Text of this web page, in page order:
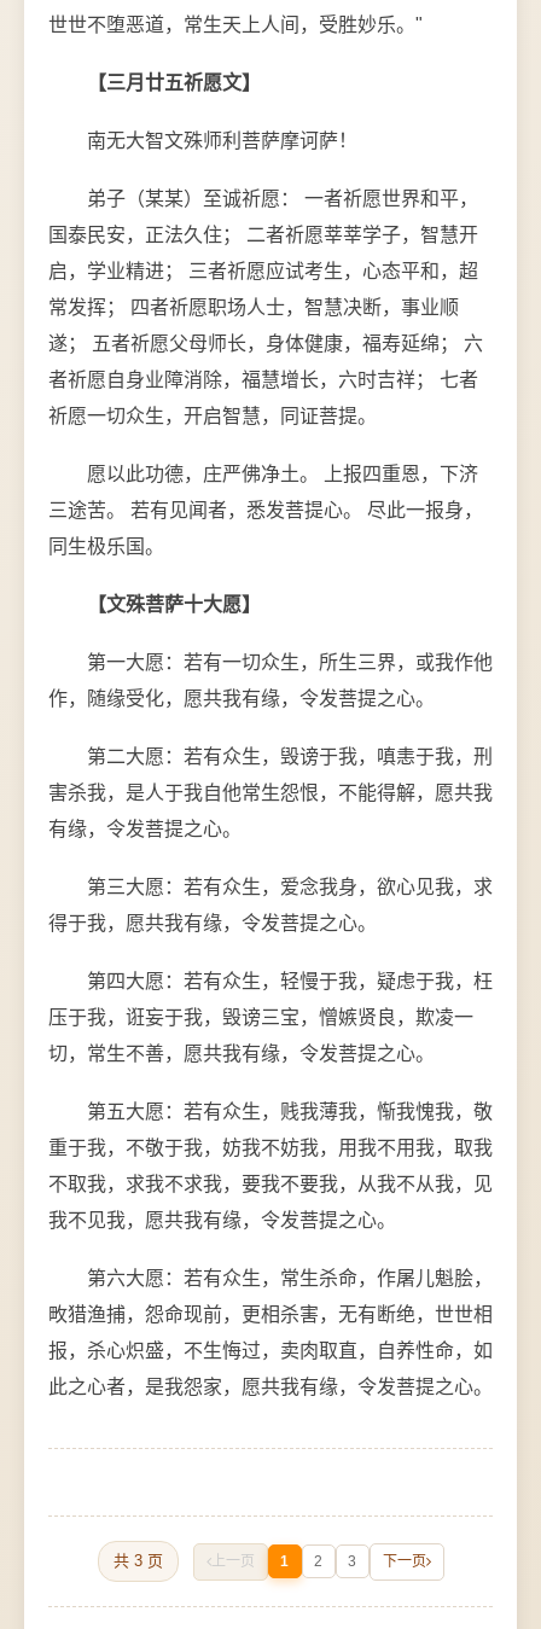
世世不堕恶道，常生天上人间，受胜妙乐。"
【三月廿五祈愿文】
南无大智文殊师利菩萨摩诃萨！
弟子（某某）至诚祈愿： 一者祈愿世界和平，
国泰民安，正法久住； 二者祈愿莘莘学子，智慧开
启，学业精进； 三者祈愿应试考生，心态平和，超
常发挥； 四者祈愿职场人士，智慧决断，事业顺
遂； 五者祈愿父母师长，身体健康，福寿延绵； 六
者祈愿自身业障消除，福慧增长，六时吉祥； 七者
祈愿一切众生，开启智慧，同证菩提。
愿以此功德，庄严佛净土。 上报四重恩，下济
三途苦。 若有见闻者，悉发菩提心。 尽此一报身，
同生极乐国。
【文殊菩萨十大愿】
第一大愿：若有一切众生，所生三界，或我作他
作，随缘受化，愿共我有缘，令发菩提之心。
第二大愿：若有众生，毁谤于我，嗔恚于我，刑
害杀我，是人于我自他常生怨恨，不能得解，愿共我
有缘，令发菩提之心。
第三大愿：若有众生，爱念我身，欲心见我，求
得于我，愿共我有缘，令发菩提之心。
第四大愿：若有众生，轻慢于我，疑虑于我，枉
压于我，诳妄于我，毁谤三宝，憎嫉贤良，欺凌一
切，常生不善，愿共我有缘，令发菩提之心。
第五大愿：若有众生，贱我薄我，惭我愧我，敬
重于我，不敬于我，妨我不妨我，用我不用我，取我
不取我，求我不求我，要我不要我，从我不从我，见
我不见我，愿共我有缘，令发菩提之心。
第六大愿：若有众生，常生杀命，作屠儿魁脍，
畋猎渔捕，怨命现前，更相杀害，无有断绝，世世相
报，杀心炽盛，不生悔过，卖肉取直，自养性命，如
此之心者，是我怨家，愿共我有缘，令发菩提之心。
共 3 页 上一页 1 2 3 下一页